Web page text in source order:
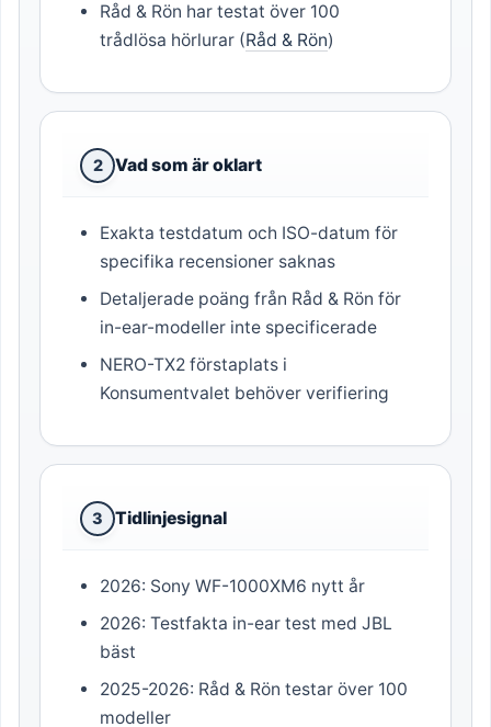
Råd & Rön har testat över 100
trådlösa hörlurar (Råd & Rön)
2 Vad som är oklart
Exakta testdatum och ISO-datum för
specifika recensioner saknas
Detaljerade poäng från Råd & Rön för
in-ear-modeller inte specificerade
NERO-TX2 förstaplats i
Konsumentvalet behöver verifiering
3 Tidlinjesignal
2026: Sony WF-1000XM6 nytt år
2026: Testfakta in-ear test med JBL
bäst
2025-2026: Råd & Rön testar över 100
modeller